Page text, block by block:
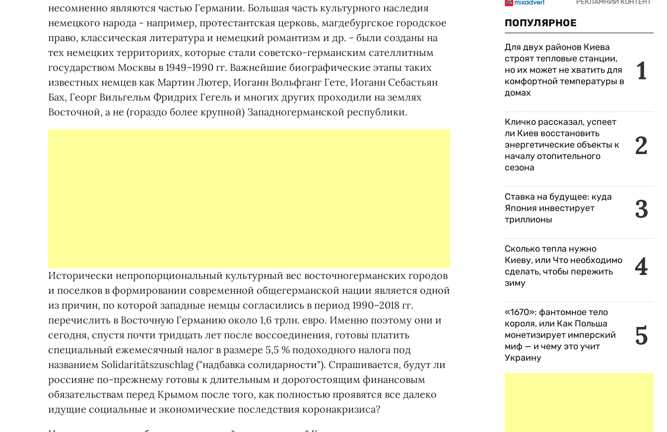
несомненно являются частью Германии. Большая часть культурного наследия
немецкого народа - например, протестантская церковь, магдебургское городское
право, классическая литература и немецкий романтизм и др. - были созданы на
тех немецких территориях, которые стали советско-германским сателлитным
государством Москвы в 1949–1990 гг. Важнейшие биографические этапы таких
известных немцев как Мартин Лютер, Иоганн Вольфганг Гете, Иоганн Себастьян
Бах, Георг Вильгельм Фридрих Гегель и многих других проходили на землях
Восточной, а не (гораздо более крупной) Западногерманской республики.
Исторически непропорциональный культурный вес восточногерманских городов
и поселков в формировании современной общегерманской нации является одной
из причин, по которой западные немцы согласились в период 1990–2018 гг.
перечислить в Восточную Германию около 1,6 трлн. евро. Именно поэтому они и
сегодня, спустя почти тридцать лет после воссоединения, готовы платить
специальный ежемесячный налог в размере 5,5 % подоходного налога под
названием Solidaritätszuschlag ("надбавка солидарности"). Спрашивается, будут ли
россияне по-прежнему готовы к длительным и дорогостоящим финансовым
обязательствам перед Крымом после того, как полностью проявятся все далеко
идущие социальные и экономические последствия коронакризиса?
ПОПУЛЯРНОЕ
1
Для двух районов Киева
строят тепловые станции,
но их может не хватить для
комфортной температуры в
домах
2
Кличко рассказал, успеет
ли Киев восстановить
энергетические объекты к
началу отопительного
сезона
3
Ставка на будущее: куда
Япония инвестирует
триллионы
4
Сколько тепла нужно
Киеву, или Что необходимо
сделать, чтобы пережить
зиму
5
«1670»: фантомное тело
короля, или Как Польша
монетизирует имперский
миф — и чему это учит
Украину